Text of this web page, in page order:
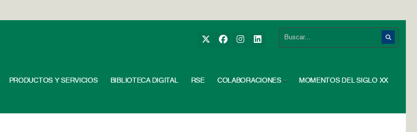
PRODUCTOS Y SERVICIOS BIBLIOTECA DIGITAL RSE COLABORACIONES MOMENTOS DEL SIGLO XX